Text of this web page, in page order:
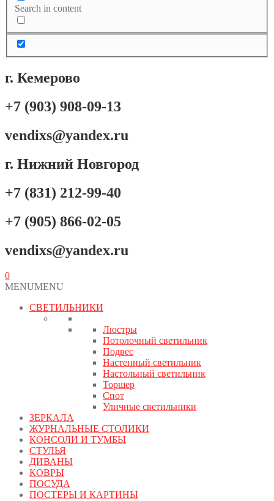
Search in content
г. Кемерово
+7 (903) 908-09-13
vendixs@yandex.ru
г. Нижний Новгород
+7 (831) 212-99-40
+7 (905) 866-02-05
vendixs@yandex.ru
0
MENUMENU
СВЕТИЛЬНИКИ
Люстры
Потолочный светильник
Подвес
Настенный светильник
Настольный светильник
Торшер
Спот
Уличные светильники
ЗЕРКАЛА
ЖУРНАЛЬНЫЕ СТОЛИКИ
КОНСОЛИ И ТУМБЫ
СТУЛЬЯ
ДИВАНЫ
КОВРЫ
ПОСУДА
ПОСТЕРЫ И КАРТИНЫ